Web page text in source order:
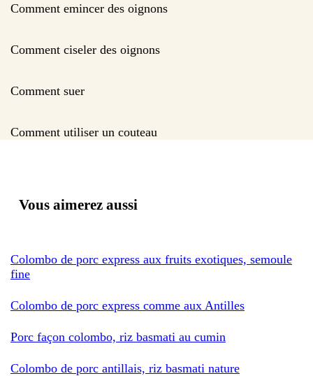
Comment emincer des oignons
Comment ciseler des oignons
Comment suer
Comment utiliser un couteau
Vous aimerez aussi
Colombo de porc express aux fruits exotiques, semoule
fine
Colombo de porc express comme aux Antilles
Porc façon colombo, riz basmati au cumin
Colombo de porc antillais, riz basmati nature